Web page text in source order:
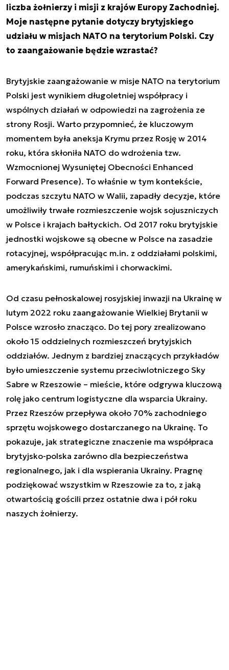
liczba żołnierzy i misji z krajów Europy Zachodniej.
Moje następne pytanie dotyczy brytyjskiego
udziału w misjach NATO na terytorium Polski. Czy
to zaangażowanie będzie wzrastać?
Brytyjskie zaangażowanie w misje NATO na terytorium
Polski jest wynikiem długoletniej współpracy i
wspólnych działań w odpowiedzi na zagrożenia ze
strony Rosji. Warto przypomnieć, że kluczowym
momentem była aneksja Krymu przez Rosję w 2014
roku, która skłoniła NATO do wdrożenia tzw.
Wzmocnionej Wysuniętej Obecności Enhanced
Forward Presence). To właśnie w tym kontekście,
podczas szczytu NATO w Walii, zapadły decyzje, które
umożliwiły trwałe rozmieszczenie wojsk sojuszniczych
w Polsce i krajach bałtyckich. Od 2017 roku brytyjskie
jednostki wojskowe są obecne w Polsce na zasadzie
rotacyjnej, współpracując m.in. z oddziałami polskimi,
amerykańskimi, rumuńskimi i chorwackimi.
Od czasu pełnoskalowej rosyjskiej inwazji na Ukrainę w
lutym 2022 roku zaangażowanie Wielkiej Brytanii w
Polsce wzrosło znacząco. Do tej pory zrealizowano
około 15 oddzielnych rozmieszczeń brytyjskich
oddziałów. Jednym z bardziej znaczących przykładów
było umieszczenie systemu przeciwlotniczego Sky
Sabre w Rzeszowie – mieście, które odgrywa kluczową
rolę jako centrum logistyczne dla wsparcia Ukrainy.
Przez Rzeszów przepływa około 70% zachodniego
sprzętu wojskowego dostarczanego na Ukrainę. To
pokazuje, jak strategiczne znaczenie ma współpraca
brytyjsko-polska zarówno dla bezpieczeństwa
regionalnego, jak i dla wspierania Ukrainy. Pragnę
podziękować wszystkim w Rzeszowie za to, z jaką
otwartością gościli przez ostatnie dwa i pół roku
naszych żołnierzy.